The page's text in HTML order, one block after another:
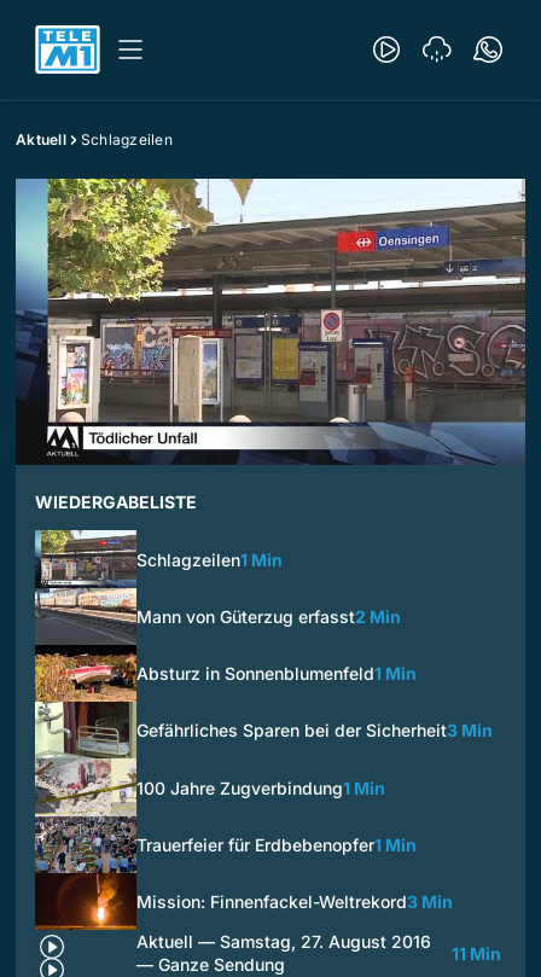
Aktuell Schlagzeilen
WIEDERGABELISTE
Schlagzeilen1 Min
Mann von Güterzug erfasst2 Min
Absturz in Sonnenblumenfeld1 Min
Gefährliches Sparen bei der Sicherheit3 Min
100 Jahre Zugverbindung1 Min
Trauerfeier für Erdbebenopfer1 Min
Mission: Finnenfackel-Weltrekord3 Min
Aktuell — Samstag, 27. August 2016
— Ganze Sendung
11 Min